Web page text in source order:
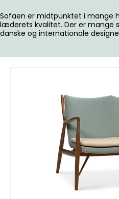
Sofaen er midtpunktet i mange
læderets kvalitet. Der er mange
danske og internationale